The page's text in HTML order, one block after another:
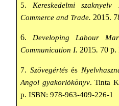
5. Kereskedelmi
Commerce and Trade. 2015.
6. Developing Labour
Communication I. 2015. 70 p.
7. Szövegértésés
Angol gyakorlókönyv. Tinta
p. ISBN: 978-963-409-226-1